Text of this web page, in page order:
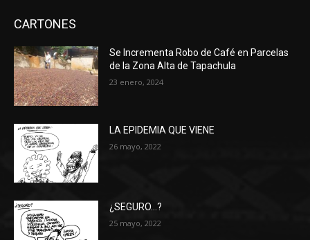
CARTONES
Se Incrementa Robo de Café en Parcelas
de la Zona Alta de Tapachula
23 enero, 2024
LA EPIDEMIA QUE VIENE
26 mayo, 2022
¿SEGURO…?
25 mayo, 2022